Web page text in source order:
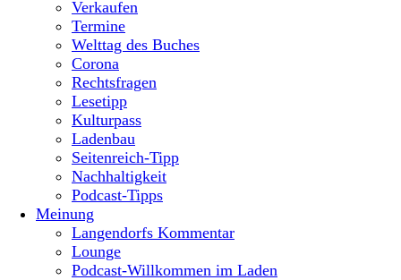
Verkaufen
Termine
Welttag des Buches
Corona
Rechtsfragen
Lesetipp
Kulturpass
Ladenbau
Seitenreich-Tipp
Nachhaltigkeit
Podcast-Tipps
Meinung
Langendorfs Kommentar
Lounge
Podcast-Willkommen im Laden